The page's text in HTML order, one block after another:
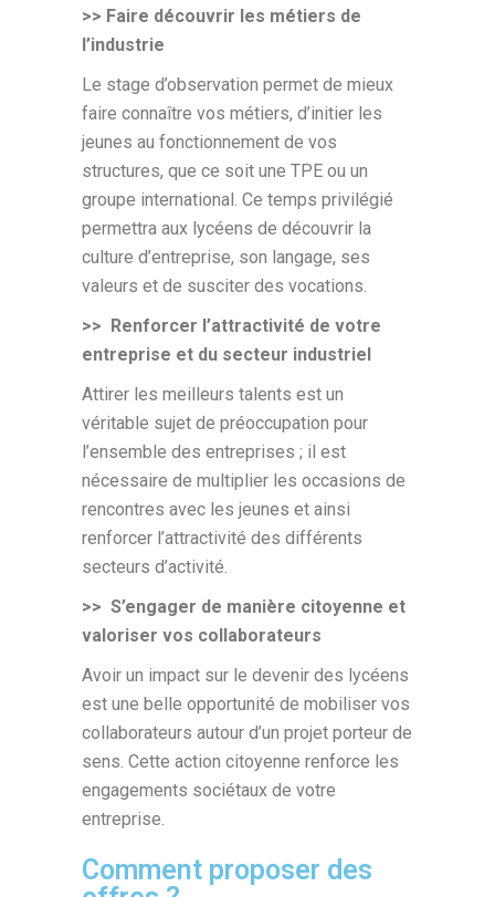
>> Faire découvrir les métiers de
l’industrie
Le stage d’observation permet de mieux
faire connaître vos métiers, d’initier les
jeunes au fonctionnement de vos
structures, que ce soit une TPE ou un
groupe international. Ce temps privilégié
permettra aux lycéens de découvrir la
culture d’entreprise, son langage, ses
valeurs et de susciter des vocations.
>> Renforcer l’attractivité de votre
entreprise et du secteur industriel
Attirer les meilleurs talents est un
véritable sujet de préoccupation pour
l’ensemble des entreprises ; il est
nécessaire de multiplier les occasions de
rencontres avec les jeunes et ainsi
renforcer l’attractivité des différents
secteurs d’activité.
>> S’engager de manière citoyenne et
valoriser vos collaborateurs
Avoir un impact sur le devenir des lycéens
est une belle opportunité de mobiliser vos
collaborateurs autour d’un projet porteur de
sens. Cette action citoyenne renforce les
engagements sociétaux de votre
entreprise.
Comment proposer des